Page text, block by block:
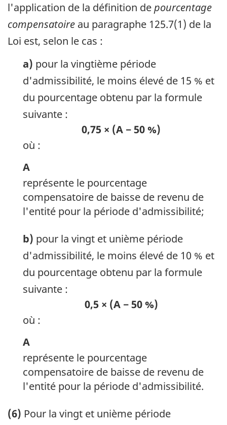
l'application de la définition depourcentage
compensatoire au paragraphe 125.7(1) de la
Loi est, selon le cas :
a) pour la vingtième période
d'admissibilité, le moins élevé de 15 % et
du pourcentage obtenu par la formule
suivante :
0,75 × (A − 50 %)
où :
A
représente le pourcentage
compensatoire de baisse de revenu de
l'entité pour la période d'admissibilité;
b) pour la vingt et unième période
d'admissibilité, le moins élevé de 10 % et
du pourcentage obtenu par la formule
suivante :
0,5 × (A − 50 %)
où :
A
représente le pourcentage
compensatoire de baisse de revenu de
l'entité pour la période d'admissibilité.
(6) Pour la vingt et unième période